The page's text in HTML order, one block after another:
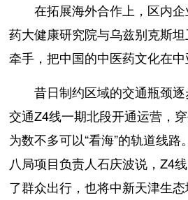
在拓展海外合作上，区内企
药大健康研究院与乌兹别克斯
牵手，把中国的中医药文化在中
昔日制约区域的交通瓶颈逐
交通Z4线一期北段开通运营，
为数不多可以“看海”的轨道线
八局项目负责人石庆波说，Z4
了群众出行，也将中新天津生